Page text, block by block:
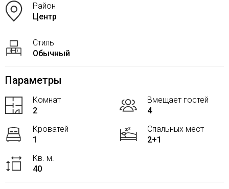
Район
Центр
Стиль
Обычный
Параметры
Комнат
2
Вмещает гостей
4
Кроватей
1
Спальных мест
2+1
Кв. м.
40